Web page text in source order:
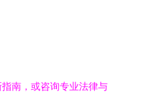
南，或咨询专业法律与